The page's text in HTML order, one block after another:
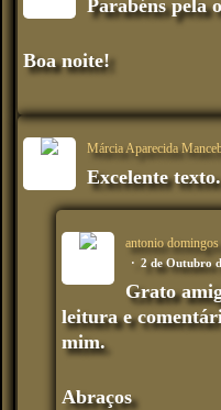
Parabéns pela
Boa noite!
Márcia Aparecida
Excelente
antonio
2 de Outubro
Grato
leitura e
mim.
Abraços